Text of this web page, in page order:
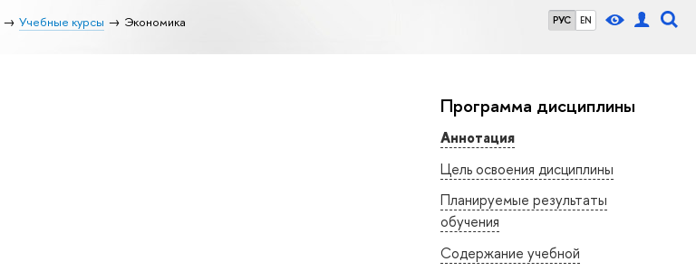
РУС EN
Учебные курсы Экономика
Программа дисциплины
Аннотация
Цель освоения дисциплины
Планируемые результаты
обучения
Содержание учебной